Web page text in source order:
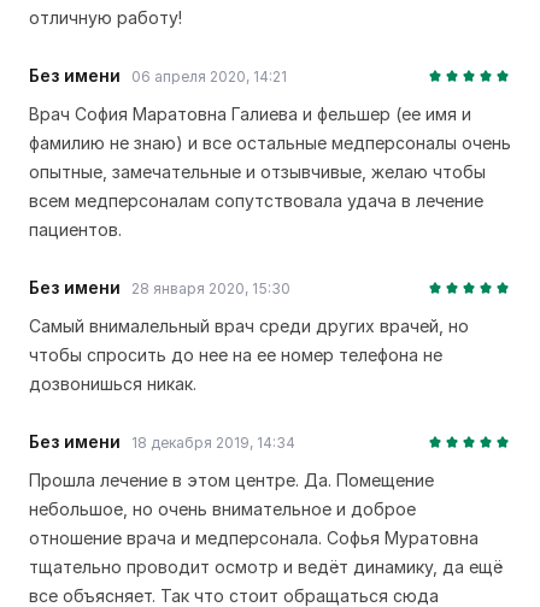
отличную работу!
Без имени 06 апреля 2020, 14:21
Врач София Маратовна Галиева и фельшер (ее имя и
фамилию не знаю) и все остальные медперсоналы очень
опытные, замечательные и отзывчивые, желаю чтобы
всем медперсоналам сопутствовала удача в лечение
пациентов.
Без имени 28 января 2020, 15:30
Самый внималельный врач среди других врачей, но
чтобы спросить до нее на ее номер телефона не
дозвонишься никак.
Без имени 18 декабря 2019, 14:34
Прошла лечение в этом центре. Да. Помещение
небольшое, но очень внимательное и доброе
отношение врача и медперсонала. Софья Муратовна
тщательно проводит осмотр и ведёт динамику, да ещё
все объясняет. Так что стоит обращаться сюда